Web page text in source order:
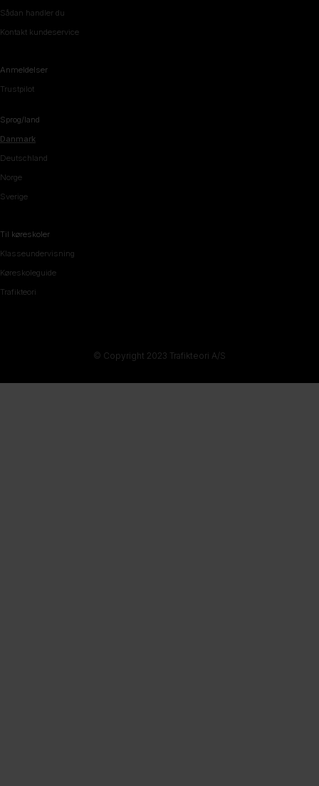
Sådan handler du
Kontakt kundeservice
Anmeldelser
Trustpilot
Sprog/land
Danmark
Deutschland
Norge
Sverige
Til køreskoler
Klasseundervisning
Køreskoleguide
Trafikteori
© Copyright 2023 Trafikteori A/S